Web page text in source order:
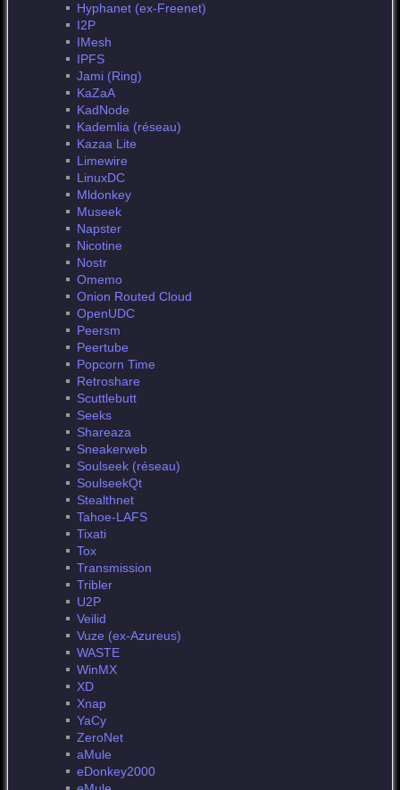
Hyphanet (ex-Freenet)
I2P
IMesh
IPFS
Jami (Ring)
KaZaA
KadNode
Kademlia (réseau)
Kazaa Lite
Limewire
LinuxDC
Mldonkey
Museek
Napster
Nicotine
Nostr
Omemo
Onion Routed Cloud
OpenUDC
Peersm
Peertube
Popcorn Time
Retroshare
Scuttlebutt
Seeks
Shareaza
Sneakerweb
Soulseek (réseau)
SoulseekQt
Stealthnet
Tahoe-LAFS
Tixati
Tox
Transmission
Tribler
U2P
Veilid
Vuze (ex-Azureus)
WASTE
WinMX
XD
Xnap
YaCy
ZeroNet
aMule
eDonkey2000